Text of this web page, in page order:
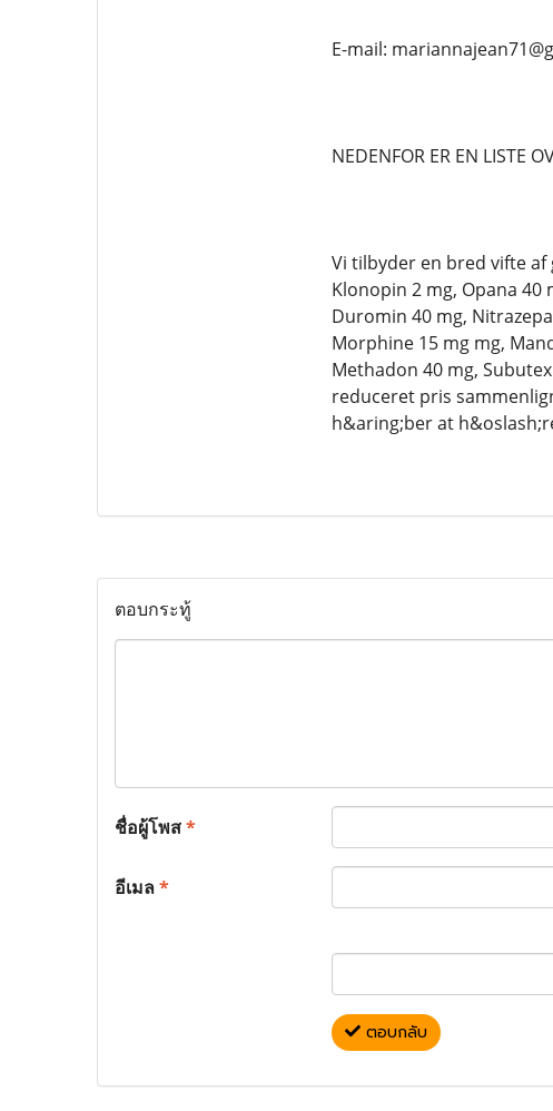
E-mail:
NEDENFOR ER EN LISTE
Vi tilbyder en bred vifte af
Klonopin 2 mg, Opana 40
Duromin 40 mg,
Morphine 15 mg mg,
Methadon 40 mg,
reduceret pris
h&aring;ber at
ตอบกระทู้
ชื่อผู้โพส*
อีเมล*
ตอบกลับ